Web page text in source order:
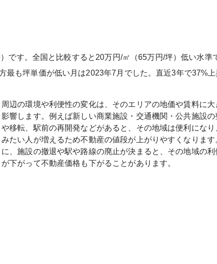
す。全国と比較すると20万円/㎡（65万円/坪）低い水準
方最も坪単価が低い月は2023年7月 でした。直近3年で37%上
周辺の環境や利便性の変化は、そのエリアの地価や賃料に大
影響します。例えば新しい商業施設・交通機関・公共施設の
や移転、駅前の再開発などがあると、その地域は便利になり
みたい人が増えるため不動産の値段が上がりやすくなります
に、施設の撤退や駅や路線の廃止が決まると、その地域の利
が下がって不動産価格も下がることがあります。